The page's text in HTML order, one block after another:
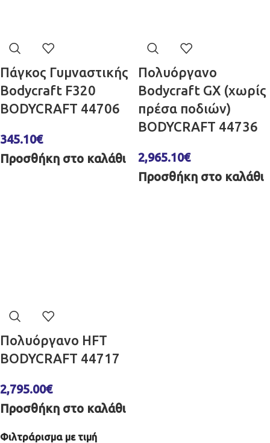
Φιλτράρισμα με τιμή
Πάγκος Γυμναστικής
Bodycraft F320
BODYCRAFT 44706
345.10€
Προσθήκη στο καλάθι
Πολυόργανο
Bodycraft GX (χωρίς
πρέσα ποδιών)
BODYCRAFT 44736
2,965.10€
Προσθήκη στο καλάθι
Πολυόργανο HFT
BODYCRAFT 44717
2,795.00€
Προσθήκη στο καλάθι